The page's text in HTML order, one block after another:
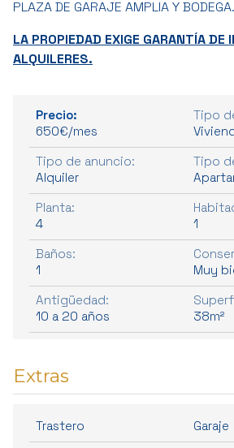
PLAZA DE GARAJE AMPLIA Y BODEGA.
LA PROPIEDAD EXIGE GARANTÍA DE
ALQUILERES.
Precio:
650€/mes
Tipo
Tipo de anuncio:
Alquiler
Tipo
Planta:
4
1
Baños:
1
Muy
Antigüedad:
10 a 20 años
38m²
Extras
Trastero Garaje